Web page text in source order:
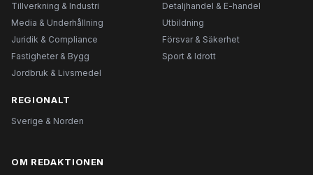
Tillverkning & Industri
Detaljhandel & E-handel
Media & Underhållning
Utbildning
Juridik & Compliance
Försvar & Säkerhet
Fastigheter & Bygg
Sport & Idrott
Jordbruk & Livsmedel
REGIONALT
Sverige & Norden
OM REDAKTIONEN